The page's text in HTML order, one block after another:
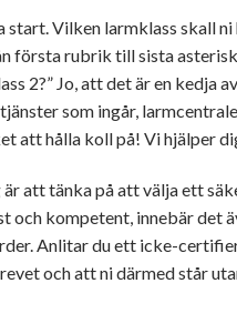
start. Vilken larmklass skall
första rubrik till sista
2?” Jo, att det är en
som ingår,
att hålla koll på! Vi hjälper
att tänka på att välja ett
och kompetent, innebär det
Anlitar du ett icke-
och att ni därmed står